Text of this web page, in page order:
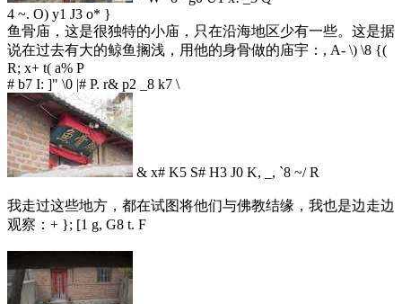
4 ~. O) y1 J3 o* }
鱼骨庙，这是很独特的小庙，只在沿海地区少有一些。这是据
说在过去有大的鲸鱼搁浅，用他的身骨做的庙宇： , A- \) \8 {(
R; x+ t( a% P
# b7 I: ]" \0 |# P. r& p2 _8 k7 \
& x# K5 S# H3 J0 K, _, `8 ~/ R
我走过这些地方，都在试图将他们与佛教结缘，我也是边走边
观察： + }; [1 g, G8 t. F